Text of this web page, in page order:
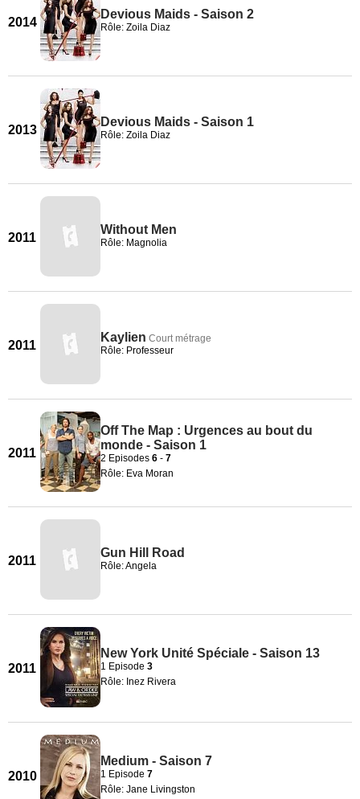
2014
Devious Maids - Saison 2
Rôle: Zoila Diaz
2013
Devious Maids - Saison 1
Rôle: Zoila Diaz
2011
Without Men
Rôle: Magnolia
2011
Kaylien Court métrage
Rôle: Professeur
2011
Off The Map : Urgences au bout du
monde - Saison 1
2 Episodes 6 - 7
Rôle: Eva Moran
2011
Gun Hill Road
Rôle: Angela
2011
New York Unité Spéciale - Saison 13
1 Episode 3
Rôle: Inez Rivera
2010
Medium - Saison 7
1 Episode 7
Rôle: Jane Livingston